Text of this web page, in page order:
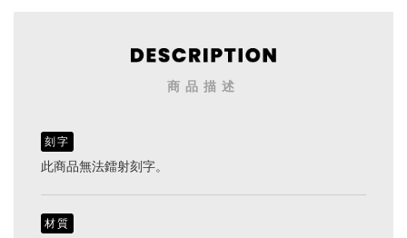
商品描述
刻字
此商品無法鐳射刻字。
材質